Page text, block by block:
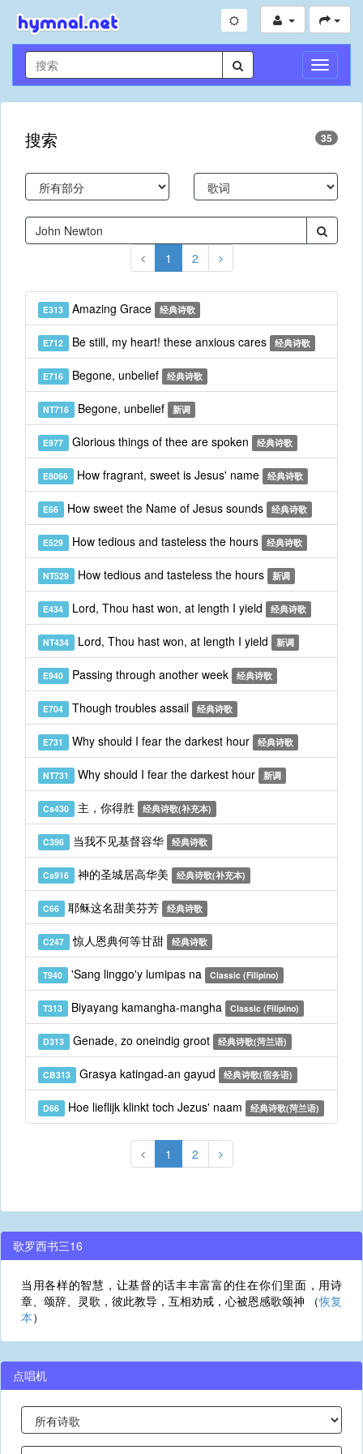
切
换
导
搜索 35
1 2
E313 Amazing Grace 经典诗歌
E712 Be still, my heart! these anxious cares 经典诗歌
E716 Begone, unbelief 经典诗歌
NT716 Begone, unbelief 新调
E977 Glorious things of thee are spoken 经典诗歌
E8066 How fragrant, sweet is Jesus' name 经典诗歌
E66 How sweet the Name of Jesus sounds 经典诗歌
E529 How tedious and tasteless the hours 经典诗歌
NT529 How tedious and tasteless the hours 新调
E434 Lord, Thou hast won, at length I yield 经典诗歌
NT434 Lord, Thou hast won, at length I yield 新调
E940 Passing through another week 经典诗歌
E704 Though troubles assail 经典诗歌
E731 Why should I fear the darkest hour 经典诗歌
NT731 Why should I fear the darkest hour 新调
Cs430 主，你得胜 经典诗歌(补充本)
C396 当我不见基督容华 经典诗歌
Cs916 神的圣城居高华美 经典诗歌(补充本)
C66 耶稣这名甜美芬芳 经典诗歌
C247 惊人恩典何等甘甜 经典诗歌
T940 'Sang linggo'y lumipas na Classic (Filipino)
T313 Biyayang kamangha-mangha Classic (Filipino)
D313 Genade, zo oneindig groot 经典诗歌(菏兰语)
CB313 Grasya katingad-an gayud 经典诗歌(宿务语)
D66 Hoe lieflijk klinkt toch Jezus' naam 经典诗歌(菏兰语)
1 2
歌罗西书三16
当用各样的智慧，让基督的话丰丰富富的住在你们里面，用诗
章、颂辞、灵歌，彼此教导，互相劝戒，心被恩感歌颂神 （恢复
本）
点唱机